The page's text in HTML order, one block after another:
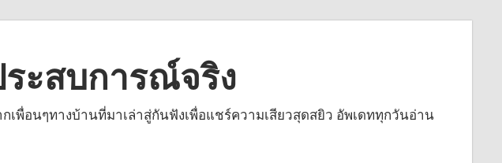
ระสบการณ์จริง
เพื่อนๆทางบ้านที่มาเล่าสู่กันฟังเพื่อแชร์ความเสียวสุดสยิว อัพเดททุกวันอ่าน